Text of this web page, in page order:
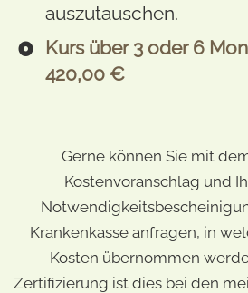
auszutauschen.
Kurs über 3 oder 6
420,00 €
Gerne können Sie mit
Kostenvoranschlag und
Krankenkasse anfragen, in
Kosten übernommen
Zertifizierung ist dies bei den